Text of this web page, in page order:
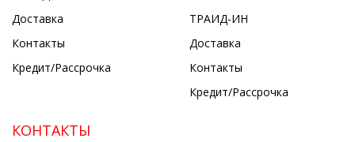
Доставка
Контакты
Кредит/Рассрочка
ТРАИД-ИН
Доставка
Контакты
Кредит/Рассрочка
КОНТАКТЫ